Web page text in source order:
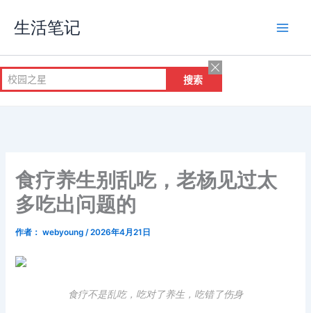
容
生活笔记
食疗养生别乱吃，老杨见过太
多吃出问题的
作者： webyoung/2026年4月21日
食疗不是乱吃，吃对了养生，吃错了伤身